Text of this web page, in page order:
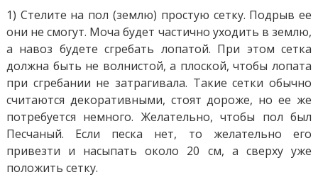
1) Стелите на пол (землю) простую сетку. Подрыв ее
они не смогут. Моча будет частично уходить в землю,
а навоз будете сгребать лопатой. При этом сетка
должна быть не волнистой, а плоской, чтобы лопата
при сгребании не затрагивала. Такие сетки обычно
считаются декоративными, стоят дороже, но ее же
потребуется немного. Желательно, чтобы пол был
Песчаный. Если песка нет, то желательно его
привезти и насыпать около 20 см, а сверху уже
положить сетку.